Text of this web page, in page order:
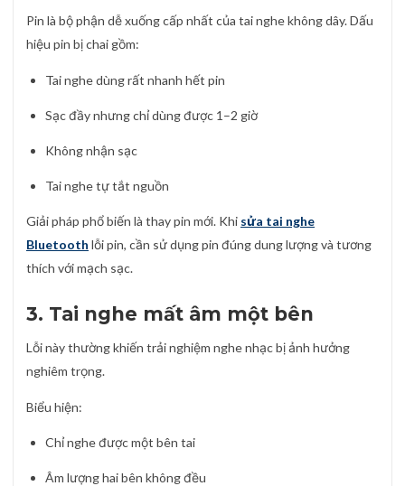
Pin là bộ phận dễ xuống cấp nhất của tai nghe không dây. Dấu
hiệu pin bị chai gồm:
Tai nghe dùng rất nhanh hết pin
Sạc đầy nhưng chỉ dùng được 1–2 giờ
Không nhận sạc
Tai nghe tự tắt nguồn
Giải pháp phổ biến là thay pin mới. Khi sửa tai nghe
Bluetooth lỗi pin, cần sử dụng pin đúng dung lượng và tương
thích với mạch sạc.
3. Tai nghe mất âm một bên
Lỗi này thường khiến trải nghiệm nghe nhạc bị ảnh hưởng
nghiêm trọng.
Biểu hiện:
Chỉ nghe được một bên tai
Âm lượng hai bên không đều